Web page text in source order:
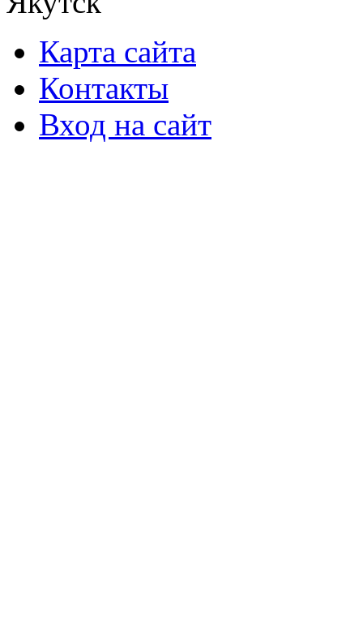
Карта сайта
Контакты
Вход на сайт